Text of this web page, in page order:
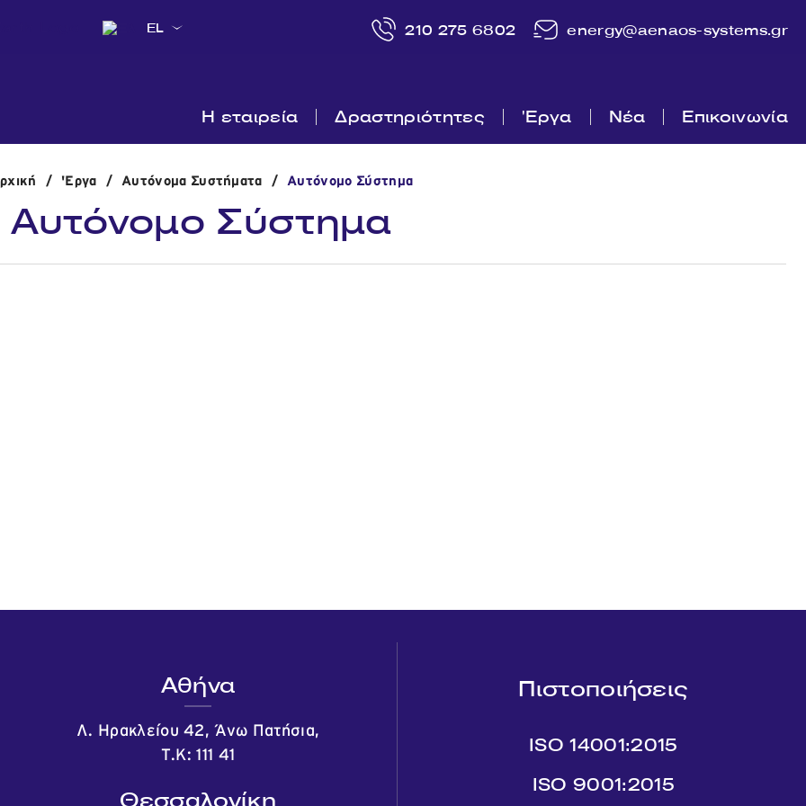
EL 210 275 6802 energy@aenaos-systems.gr
Η εταιρεία Δραστηριότητες 'Εργα Νέα Επικοινωνία
/ 'Εργα / Αυτόνομα Συστήματα / Αυτόνομο Σύστημα
Αυτόνομο Σύστημα
Αθήνα
Λ. Ηρακλείου 42, Άνω Πατήσια,
Τ.Κ: 111 41
Θεσσαλονίκη
Πιστοποιήσεις
ISO 14001:2015
ISO 9001:2015